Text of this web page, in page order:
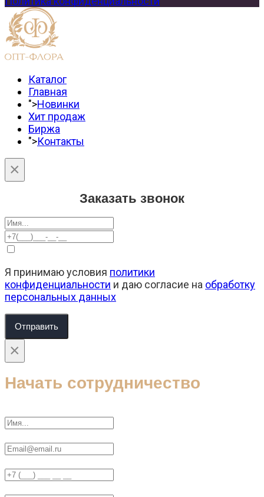
Каталог
Главная
">Новинки
Хит продаж
Биржа
">Контакты
×
Заказать звонок
Я принимаю условия политики
конфиденциальности и даю согласие на обработку
персональных данных
Отправить
×
Начать сотрудничество